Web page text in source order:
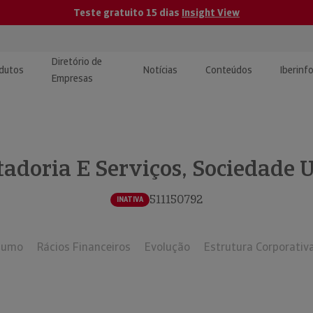
Teste gratuito 15 dias Insight View
e Monitorização de
Diretório de
Empresas
Notícias Conteúdos
| Estudos e
E Serviços, Sociedade
INATIVA 511150792
Rácios Financeiros Evolução Estrutura Corporativa